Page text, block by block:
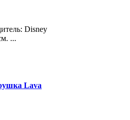
Disney
...
Lava